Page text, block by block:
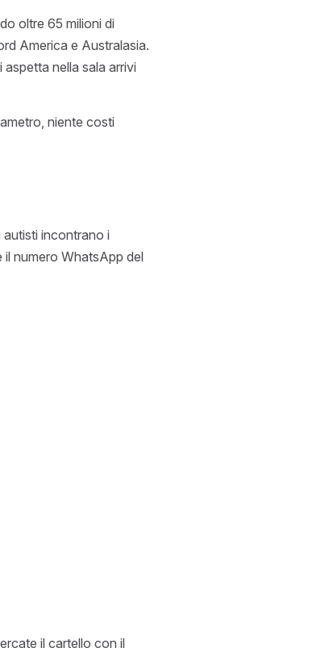
oltre 65 milioni di
America e Australasia.
nella sala arrivi
niente costi
incontrano i
numero WhatsApp del
il cartello con il